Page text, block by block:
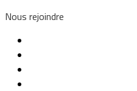
Nous rejoindre